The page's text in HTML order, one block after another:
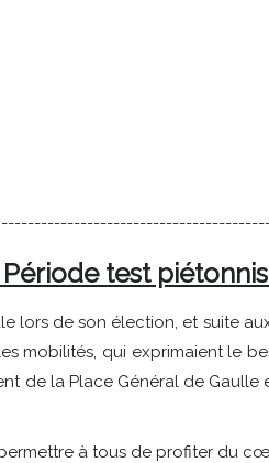
test
lors de son élection, et suite
mobilités, qui exprimaient le
de la Place Général de
à tous de profiter du